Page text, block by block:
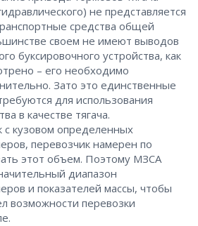
не представляется
средства общей
своем не имеют выводов
буксировочного устройства, как
– его необходимо
Зато это единственные
для использования
в качестве тягача.
с кузовом определенных
перевозчик намерен по
этот объем. Поэтому МЗСА
диапазон
и показателей массы, чтобы
возможности перевозки